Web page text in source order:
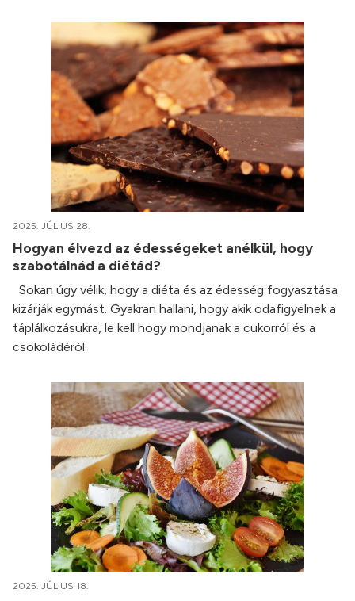
2025. JÚLIUS 28.
Hogyan élvezd az édességeket anélkül, hogy
szabotálnád a diétád?
Sokan úgy vélik, hogy a diéta és az édesség fogyasztása
kizárják egymást. Gyakran hallani, hogy akik odafigyelnek a
táplálkozásukra, le kell hogy mondjanak a cukorról és a
csokoládéról.
2025. JÚLIUS 18.